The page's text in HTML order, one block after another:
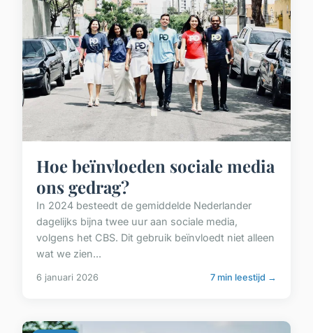
Hoe beïnvloeden sociale media
ons gedrag?
In 2024 besteedt de gemiddelde Nederlander
dagelijks bijna twee uur aan sociale media,
volgens het CBS. Dit gebruik beïnvloedt niet alleen
wat we zien...
6 januari 2026 7 min leestijd →